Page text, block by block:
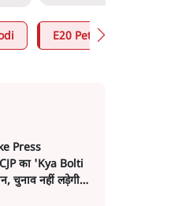
E20 Petrol Controversy
Press
का 'Kya Bolti
चुनाव नहीं लड़ेगी